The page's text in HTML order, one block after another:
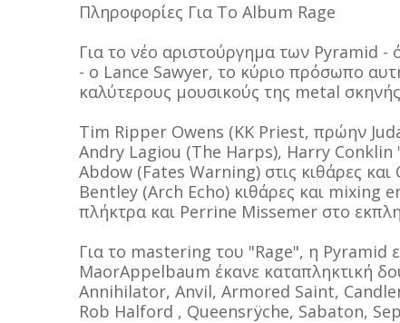
Πληροφορίες Για Το Album Rage
Για το νέο αριστούργημα των Pyramid
- ο Lance Sawyer, το κύριο πρόσωπο
καλύτερους μουσικούς της metal
Tim Ripper Owens (KK Priest, πρώην
Andry Lagiou (The Harps), Harry
Abdow (Fates Warning) στις κιθάρες
Bentley (Arch Echo) κιθάρες και mixing
πλήκτρα και Perrine Missemer στο
Για το mastering του "Rage", η Pyramid
MaorAppelbaum έκανε καταπληκτική
Annihilator, Anvil, Armored Saint,
Rob Halford , Queensrÿche, Sabaton,